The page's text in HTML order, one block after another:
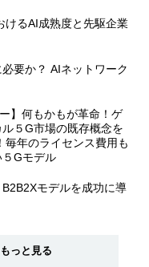
けるAI成熟度と先駆企業
要か？ AIネットワーク
】何もかもが革命！ゲ
５G市場の既存概念を
年のライセンス費用も
Gモデル
モデルを成功に導
っと見る